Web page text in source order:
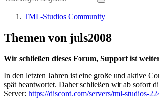
TML-Studios Community
Themen von juls2008
Wir schließen dieses Forum, Support ist
In den letzten Jahren ist eine große und aktive
spät beantwortet. Daher schließen wir ab sofort
Server: https://discord.com/servers/tml-studios-